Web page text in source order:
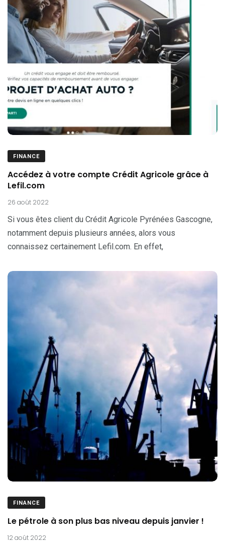
FINANCE
Accédez à votre compte Crédit Agricole grâce à
Lefil.com
26 août 2022
Si vous êtes client du Crédit Agricole Pyrénées Gascogne,
notamment depuis plusieurs années, alors vous
connaissez certainement Lefil.com. En effet,
FINANCE
Le pétrole à son plus bas niveau depuis janvier !
12 août 2022